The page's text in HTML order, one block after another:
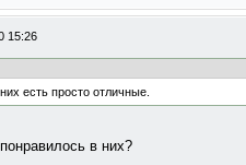
15:26
есть просто отличные.
в них?